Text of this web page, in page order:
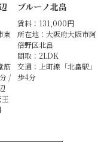
東
筋
/
ブルーノ北畠
賃料：131,000円
所在地：大阪府大阪市阿
倍野区北畠
間取：2LDK
交通：上町線「北畠駅」
歩4分